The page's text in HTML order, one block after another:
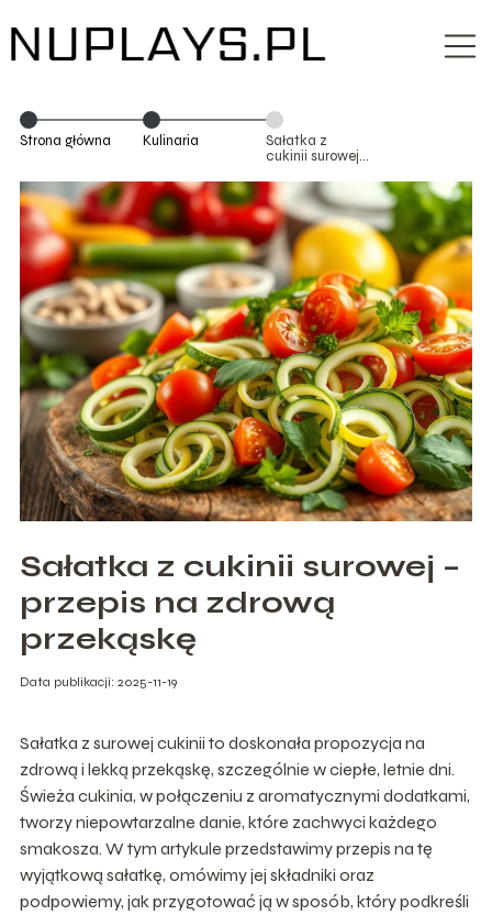
Strona główna Kulinaria
Sałatka z
cukinii surowej –
zdrową
przekąskę
Sałatka z cukinii surowej –
przepis na zdrową
przekąskę
Data publikacji: 2025-11-19
Sałatka z surowej cukinii to doskonała propozycja na
zdrową i lekką przekąskę, szczególnie w ciepłe, letnie dni.
Świeża cukinia, w połączeniu z aromatycznymi dodatkami,
tworzy niepowtarzalne danie, które zachwyci każdego
smakosza. W tym artykule przedstawimy przepis na tę
wyjątkową sałatkę, omówimy jej składniki oraz
podpowiemy, jak przygotować ją w sposób, który podkreśli